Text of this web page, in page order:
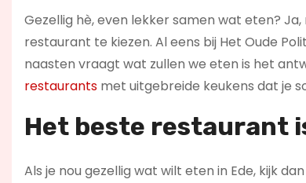
Gezellig hè, even lekker samen wat eten?
restaurant te kiezen. Al eens bij Het Oude
naasten vraagt wat zullen we eten is het
restaurants met uitgebreide keukens dat je
Het beste restaurant
Als je nou gezellig wat wilt eten in Ede, kijk